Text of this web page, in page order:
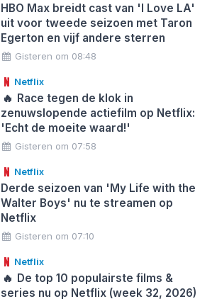
HBO Max breidt cast van 'I Love LA'
uit voor tweede seizoen met Taron
Egerton en vijf andere sterren
Gisteren om 08:48
Netflix
🔥 Race tegen de klok in
zenuwslopende actiefilm op Netflix:
'Echt de moeite waard!'
Gisteren om 07:58
Netflix
Derde seizoen van 'My Life with the
Walter Boys' nu te streamen op
Netflix
Gisteren om 07:10
Netflix
🔥 De top 10 populairste films &
series nu op Netflix (week 32, 2026)